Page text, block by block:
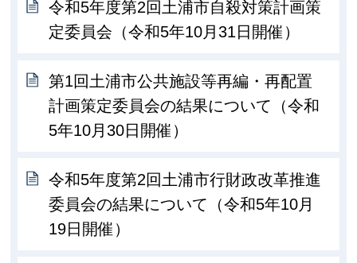
令和5年度第2回土浦市自殺対策計画策
定委員会（令和5年10月31日開催）
第1回土浦市公共施設等再編・再配置
計画策定委員会の結果について（令和
5年10月30日開催）
令和5年度第2回土浦市行財政改革推進
委員会の結果について（令和5年10月
19日開催）